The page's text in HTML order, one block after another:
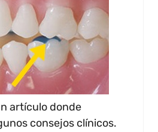
artículo donde
consejos clínicos.